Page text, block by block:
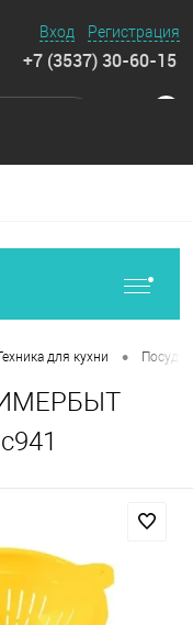
Вход Регистрация
+7 (3537) 30-60-15
для кухни • Посуда